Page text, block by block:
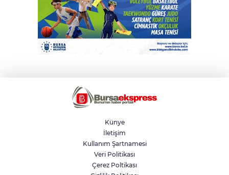
Künye
İletişim
Kullanım Şartnamesi
Veri Politikası
Çerez Poltikası